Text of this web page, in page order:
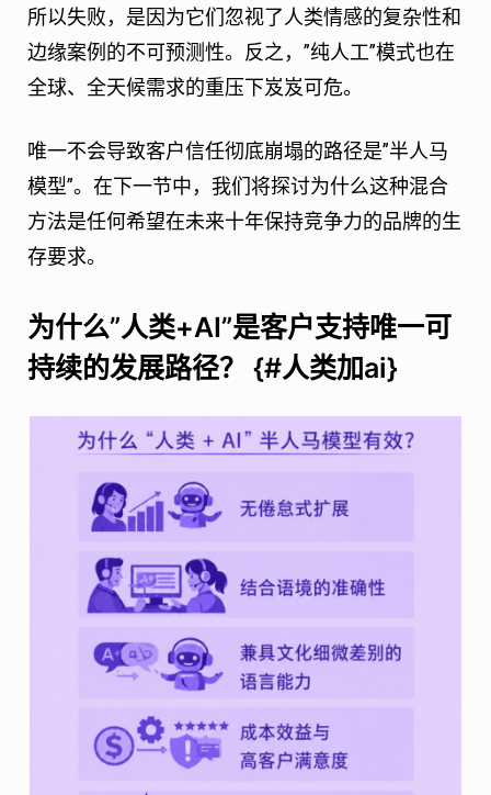
所以失败，是因为它们忽视了人类情感的复杂性和
边缘案例的不可预测性。反之，”纯人工”模式也在
全球、全天候需求的重压下岌岌可危。
唯一不会导致客户信任彻底崩塌的路径是”半人马
模型”。在下一节中，我们将探讨为什么这种混合
方法是任何希望在未来十年保持竞争力的品牌的生
存要求。
为什么”人类+AI”是客户支持唯一可
持续的发展路径？ {#人类加ai}